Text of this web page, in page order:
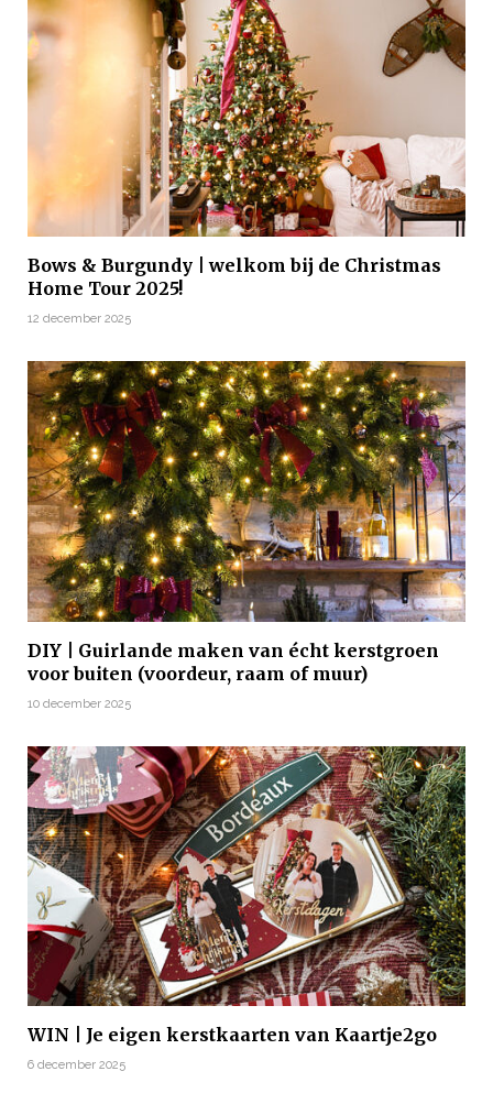
Bows & Burgundy | welkom bij de Christmas
Home Tour 2025!
12 december 2025
DIY | Guirlande maken van écht kerstgroen
voor buiten (voordeur, raam of muur)
10 december 2025
WIN | Je eigen kerstkaarten van Kaartje2go
6 december 2025